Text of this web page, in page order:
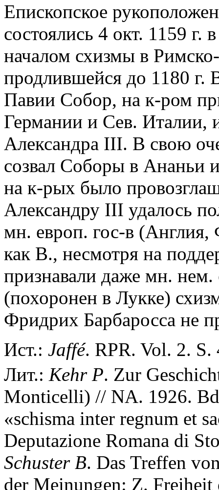
Епископское
состоялись 4 окт. 1159 г.
началом схизмы в
продлившейся до 1180 г.
Павии Собор, на к-ром
Германии и Сев. Италии,
Александра III. В свою
созвал Соборы в Ананьи
на к-рых было
Александру III удалось
мн. европ. гос-в
как В., несмотря на
признавали даже мн.
(похоронен в Лукке)
Фридрих Барбаросса не
Ист.: Jaffé. RPR. Vol. 2. S.
Лит.: Kehr P. Zur
Monticelli) // NA. 1926.
«schisma inter regnum et
Deputazione Romana di
Schuster B. Das Treffen
der Meinungen: Z.